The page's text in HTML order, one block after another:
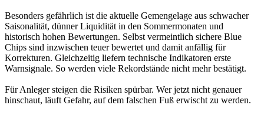
Besonders gefährlich ist die aktuelle Gemengelage aus schwacher
Saisonalität, dünner Liquidität in den Sommermonaten und
historisch hohen Bewertungen. Selbst vermeintlich sichere Blue
Chips sind inzwischen teuer bewertet und damit anfällig für
Korrekturen. Gleichzeitig liefern technische Indikatoren erste
Warnsignale. So werden viele Rekordstände nicht mehr bestätigt.
Für Anleger steigen die Risiken spürbar. Wer jetzt nicht genauer
hinschaut, läuft Gefahr, auf dem falschen Fuß erwischt zu werden.